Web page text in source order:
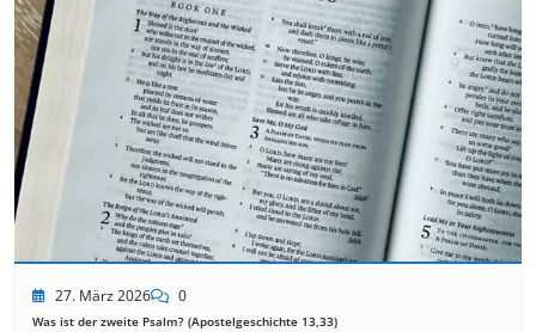
27. März 2026 0
Was ist der zweite Psalm? (Apostelgeschichte 13,33)